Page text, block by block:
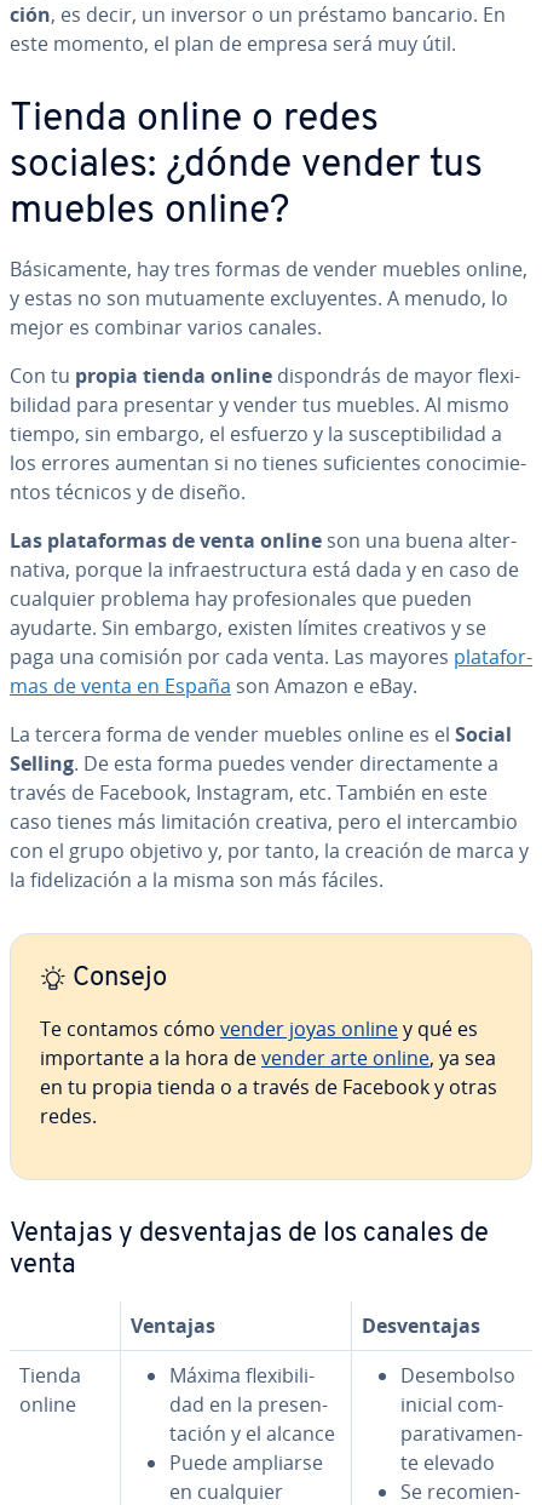
ción, es decir, un inversor o un préstamo bancario. En
este momento, el plan de empresa será muy útil.
Tienda online o redes
sociales: ¿dónde vender tus
muebles online?
Bá­si­ca­me­n­te, hay tres formas de vender muebles online,
y estas no son mu­tua­me­n­te ex­clu­ye­n­tes. A menudo, lo
mejor es combinar varios canales.
Con tu propia tienda online di­s­po­n­drás de mayor fle­xi­
bi­li­dad para presentar y vender tus muebles. Al mismo
tiempo, sin embargo, el esfuerzo y la su­s­ce­p­ti­bi­li­dad a
los errores aumentan si no tienes su­fi­cie­n­tes co­no­ci­mie­
n­tos técnicos y de diseño.
Las pla­ta­fo­r­mas de venta online son una buena al­te­r­
na­ti­va, porque la in­frae­s­tru­c­tu­ra está dada y en caso de
cualquier problema hay pro­fe­sio­na­les que pueden
ayudarte. Sin embargo, existen límites creativos y se
paga una comisión por cada venta. Las mayores pla­ta­fo­r­
mas de venta en España son Amazon e eBay.
La tercera forma de vender muebles online es el Social
Selling. De esta forma puedes vender di­re­c­ta­me­n­te a
través de Facebook, Instagram, etc. También en este
caso tienes más li­mi­ta­ción creativa, pero el in­te­r­ca­m­bio
con el grupo objetivo y, por tanto, la creación de marca y
la fi­de­li­za­ción a la misma son más fáciles.
Consejo
Te contamos cómo vender joyas onliney qué es
im­po­r­ta­n­te a la hora devender arte online, ya sea
en tu propia tienda o a través de Facebook y otras
redes.
Ventajas y de­s­ve­n­ta­jas de los canales de
venta
Ventajas
De­s­ve­n­ta­jas
Tienda
online
Máxima fle­xi­bi­li­
dad en la pre­se­n­
ta­ción y el alcance
Puede ampliarse
en cualquier
Des­em­bo­l­so
inicial co­m­
pa­ra­ti­va­me­n­
te elevado
Se re­co­mie­n­